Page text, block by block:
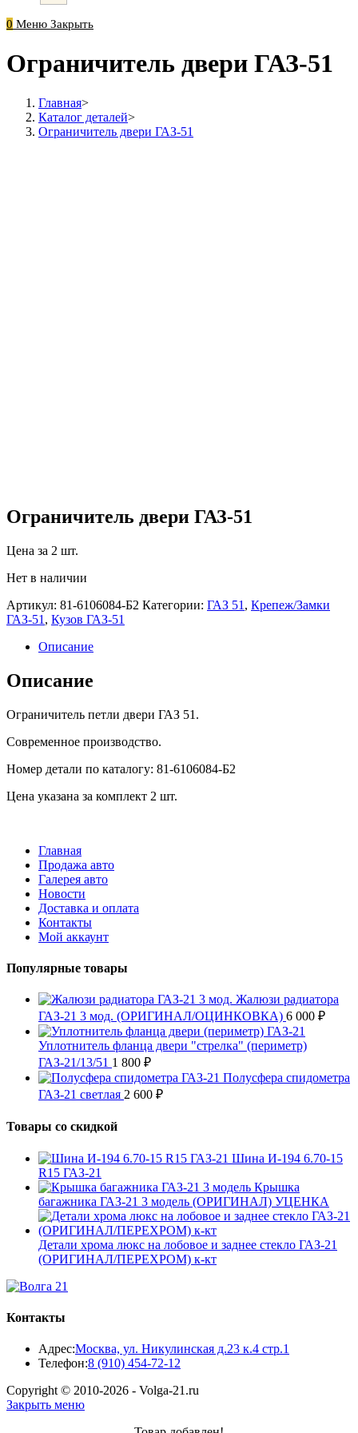
0 Меню Закрыть
Ограничитель двери ГАЗ-51
Главная>
Каталог деталей>
Ограничитель двери ГАЗ-51
Ограничитель двери ГАЗ-51
Цена за 2 шт.
Нет в наличии
Артикул: 81-6106084-Б2 Категории: ГАЗ 51 , Крепеж/Замки
ГАЗ-51 , Кузов ГАЗ-51
Описание
Описание
Ограничитель петли двери ГАЗ 51.
Современное производство.
Номер детали по каталогу: 81-6106084-Б2
Цена указана за комплект 2 шт.
Главная
Продажа авто
Галерея авто
Новости
Доставка и оплата
Контакты
Мой аккаунт
Популярные товары
Жалюзи радиатора
ГАЗ-21 3 мод. (ОРИГИНАЛ/ОЦИНКОВКА) 6 000 ₽
Уплотнитель фланца двери "стрелка" (периметр)
ГАЗ-21/13/51 1 800 ₽
Полусфера спидометра
ГАЗ-21 светлая 2 600 ₽
Товары со скидкой
Шина И-194 6.70-15
R15 ГАЗ-21
Крышка
багажника ГАЗ-21 3 модель (ОРИГИНАЛ) УЦЕНКА
Детали хрома люкс на лобовое и заднее стекло ГАЗ-21
(ОРИГИНАЛ/ПЕРЕХРОМ) к-кт
Контакты
Адрес:Москва, ул. Никулинская д.23 к.4 стр.1
Телефон:8 (910) 454-72-12
вашем
Copyright © 2010-2026 - Volga-21.ru
Закрыть меню